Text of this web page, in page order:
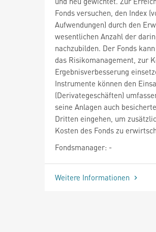
Fonds versuchen, den Index
Aufwendungen) durch den
wesentlichen Anzahl der
nachzubilden. Der Fonds
das Risikomanagement, zur
Ergebnisverbesserung
Instrumente können den
(Derivategeschäften)
seine Anlagen auch
Dritten eingehen, um
Kosten des Fonds zu
Fondsmanager: -
Weitere Informationen